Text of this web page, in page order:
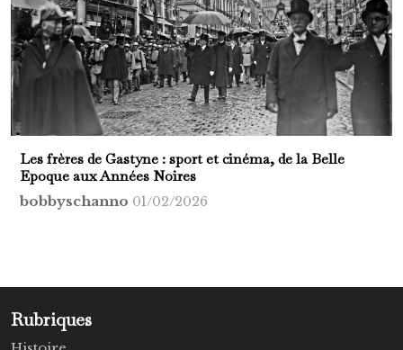
Les frères de Gastyne : sport et cinéma, de la Belle
Epoque aux Années Noires
bobbyschanno 01/02/2026
Rubriques